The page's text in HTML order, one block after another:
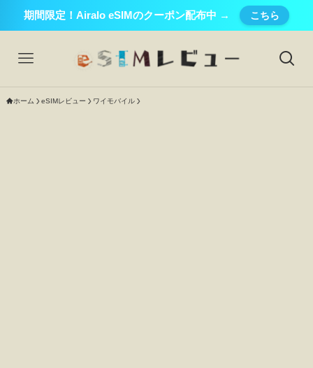
期間限定！Airalo eSIMのクーポン配布中 → こちら
ホーム eSIMレビュー ワイモバイル